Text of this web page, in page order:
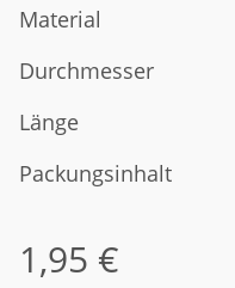
Material
Durchmesser
Länge
Packungsinhalt
1,95 €